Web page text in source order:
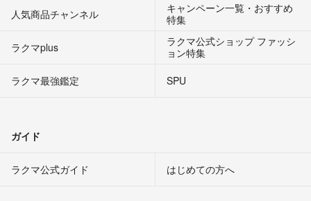
人気商品チャンネル
キャンペーン一覧・おすすめ
特集
ラクマplus
ラクマ公式ショップ ファッシ
ョン特集
ラクマ最強鑑定
SPU
ガイド
ラクマ公式ガイド はじめての方へ